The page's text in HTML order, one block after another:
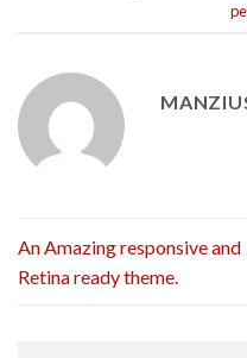
An Amazing responsive and
Retina ready theme.